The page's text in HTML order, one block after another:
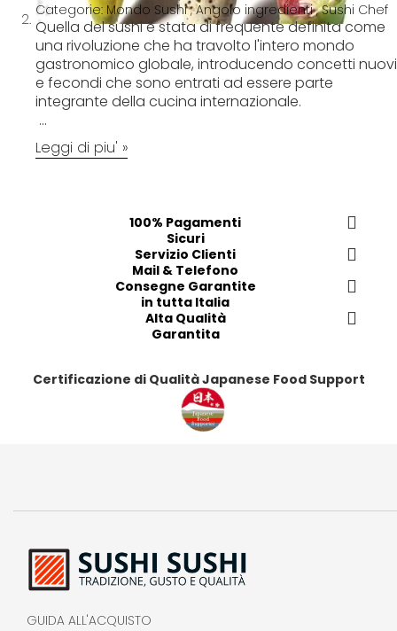
Categorie: Mondo Sushi,Angolo ingredienti,Sushi Chef
Quella del sushi è stata di frequente definita come
una rivoluzione che ha travolto l'intero mondo
gastronomico globale, introducendo concetti nuovi
e fecondi che sono entrati ad essere parte
integrante della cucina internazionale.
...
Leggi di piu' »
100% Pagamenti
Sicuri
Servizio Clienti
Mail & Telefono
Consegne Garantite
in tutta Italia
Alta Qualità
Garantita
Certificazione di Qualità Japanese Food Support
GUIDA ALL'ACQUISTO